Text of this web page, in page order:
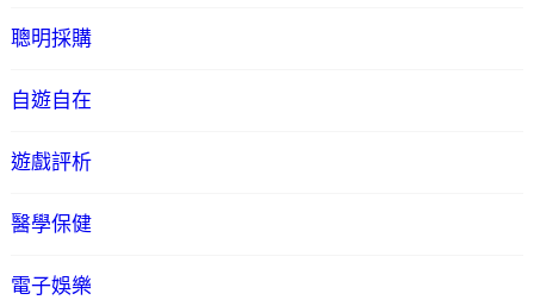
聰明採購
自遊自在
遊戲評析
醫學保健
電子娛樂